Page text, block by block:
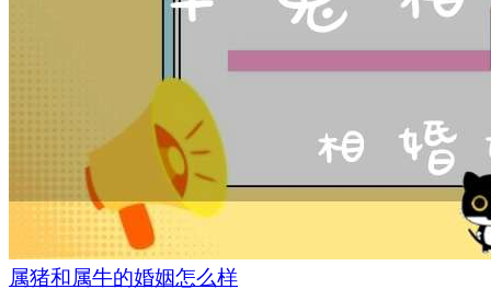
属猪和属牛的婚姻怎么样